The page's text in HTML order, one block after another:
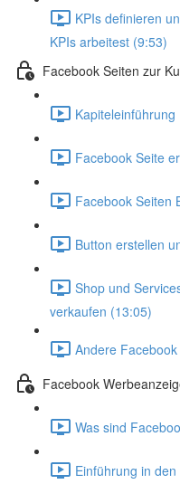
KPIs definieren
KPIs arbeitest (9:53)
Facebook Seiten zur
Kapiteleinführung
Facebook Seite
Facebook Seiten
Button erstellen
Shop und
verkaufen (13:05)
Andere
Facebook
Was sind
Einführung in